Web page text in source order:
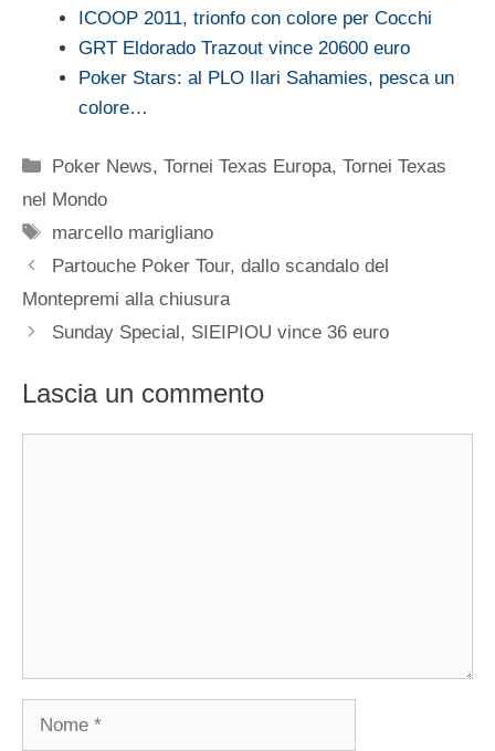
ICOOP 2011, trionfo con colore per Cocchi
GRT Eldorado Trazout vince 20600 euro
Poker Stars: al PLO Ilari Sahamies, pesca un
colore…
Categorie
Poker News,Tornei Texas Europa,Tornei Texas
nel Mondo
Tag
marcello marigliano
Partouche Poker Tour, dallo scandalo del
Montepremi alla chiusura
Sunday Special, SIEIPIOU vince 36 euro
Lascia un commento